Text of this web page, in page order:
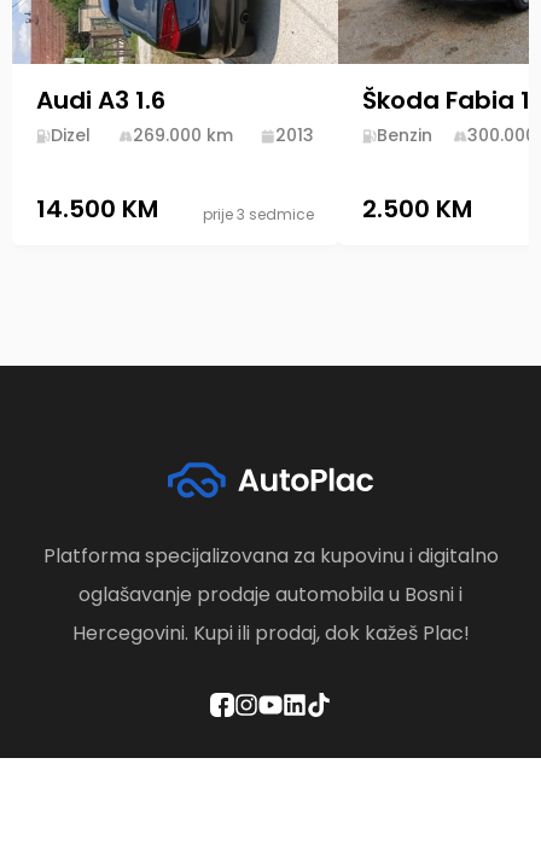
Audi A3 1.6
Dizel 269.000 km 2013
14.500 KM prije 3 sedmice
Škoda Fabia
Benzin 300.000
2.500 KM
Platforma specijalizovana za kupovinu i digitalno
oglašavanje prodaje automobila u Bosni i
Hercegovini. Kupi ili prodaj, dok kažeš Plac!